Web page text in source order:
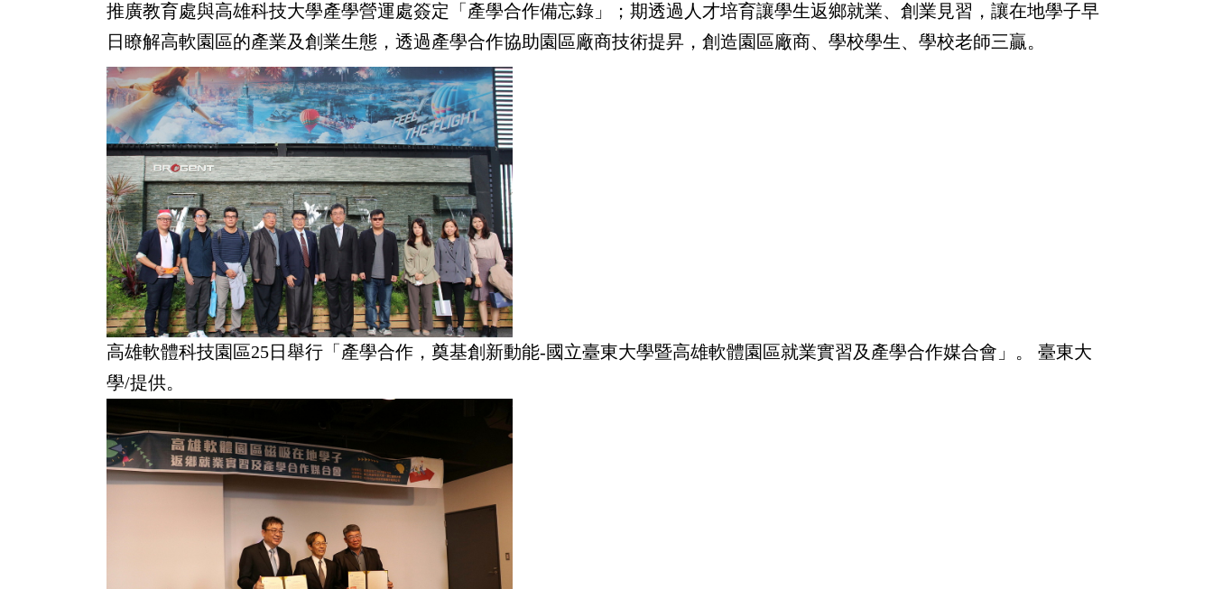
推廣教育處與高雄科技大學產學營運處簽定「產學合作備忘錄」；期透過人才培育讓學生返鄉就業、創業見習，讓在地學子早
日瞭解高軟園區的產業及創業生態，透過產學合作協助園區廠商技術提昇，創造園區廠商、學校學生、學校老師三贏。
高雄軟體科技園區25日舉行「產學合作，奠基創新動能-國立臺東大學暨高雄軟體園區就業實習及產學合作媒合會」。 臺東大
學/提供。